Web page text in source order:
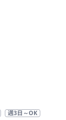
週3日～OK